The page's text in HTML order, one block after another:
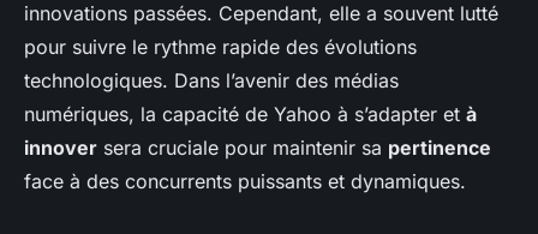
innovations passées. Cependant, elle a souvent lutté
pour suivre le rythme rapide des évolutions
technologiques. Dans l’avenir des médias
numériques, la capacité de Yahoo à s’adapter et à
innover sera cruciale pour maintenir sa pertinence
face à des concurrents puissants et dynamiques.